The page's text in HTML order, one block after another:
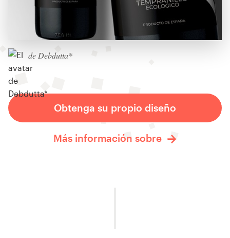
de Debdutta*
Obtenga su propio diseño
Más información sobre